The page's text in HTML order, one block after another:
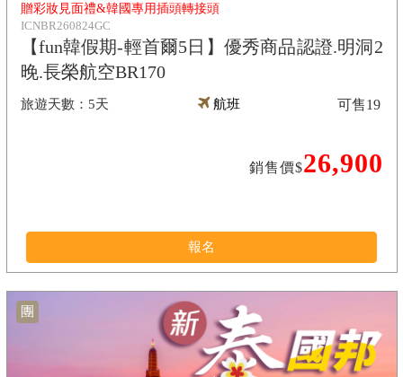
贈彩妝見面禮&韓國專用插頭轉接頭
ICNBR260824GC
【fun韓假期-輕首爾5日】優秀商品認證.明洞2
晚.長榮航空BR170
5天 航班
銷售價$26,900
可售19
報名
團